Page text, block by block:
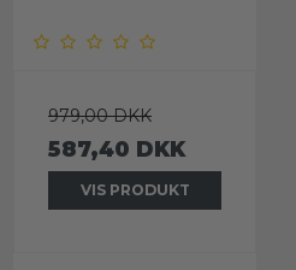
979,00 DKK
587,40 DKK
VIS PRODUKT